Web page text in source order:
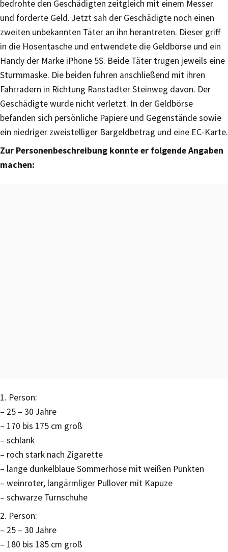
bedrohte den Geschädigten zeitgleich mit einem Messer
und forderte Geld. Jetzt sah der Geschädigte noch einen
zweiten unbekannten Täter an ihn herantreten. Dieser griff
in die Hosentasche und entwendete die Geldbörse und ein
Handy der Marke iPhone 5S. Beide Täter trugen jeweils eine
Sturmmaske. Die beiden fuhren anschließend mit ihren
Fahrrädern in Richtung Ranstädter Steinweg davon. Der
Geschädigte wurde nicht verletzt. In der Geldbörse
befanden sich persönliche Papiere und Gegenstände sowie
ein niedriger zweistelliger Bargeldbetrag und eine EC-Karte.
Zur Personenbeschreibung konnte er folgende Angaben
machen:
1. Person:
– 25 – 30 Jahre
– 170 bis 175 cm groß
– schlank
– roch stark nach Zigarette
– lange dunkelblaue Sommerhose mit weißen Punkten
– weinroter, langärmliger Pullover mit Kapuze
– schwarze Turnschuhe
2. Person:
– 25 – 30 Jahre
– 180 bis 185 cm groß